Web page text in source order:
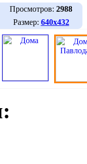
Просмотров: 2988
Размер: 640х432